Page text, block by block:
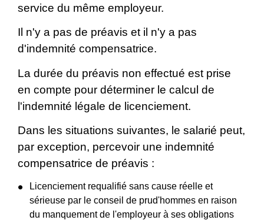
service du même employeur.
Il n'y a pas de préavis et il n'y a pas
d'indemnité compensatrice.
La durée du préavis non effectué est prise
en compte pour déterminer le calcul de
l'indemnité légale de licenciement.
Dans les situations suivantes, le salarié peut,
par exception, percevoir une indemnité
compensatrice de préavis :
Licenciement requalifié sans cause réelle et
sérieuse par le conseil de prud'hommes en raison
du manquement de l'employeur à ses obligations